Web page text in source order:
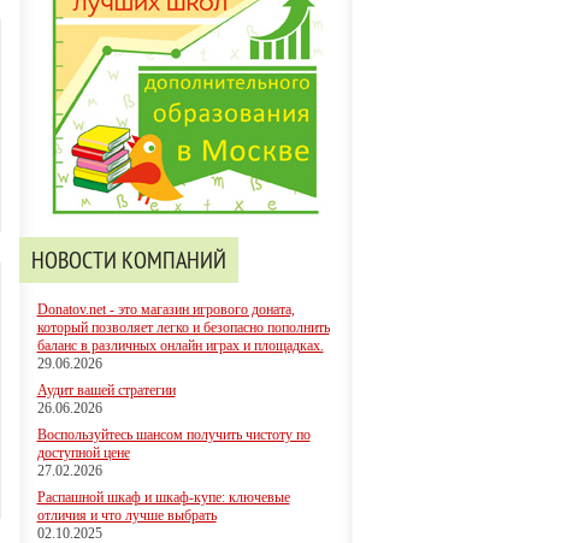
НОВОСТИ КОМПАНИЙ
Donatov.net - это магазин игрового доната,
который позволяет легко и безопасно пополнить
баланс в различных онлайн играх и площадках.
29.06.2026
Аудит вашей стратегии
26.06.2026
Воспользуйтесь шансом получить чистоту по
доступной цене
27.02.2026
Распашной шкаф и шкаф-купе: ключевые
отличия и что лучше выбрать
02.10.2025